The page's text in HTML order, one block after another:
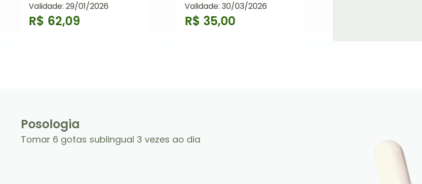
Validade: 29/01/2026
R$ 62,09
Validade: 30/03/2026
R$ 35,00
Posologia
Tomar 6 gotas sublingual 3 vezes ao dia